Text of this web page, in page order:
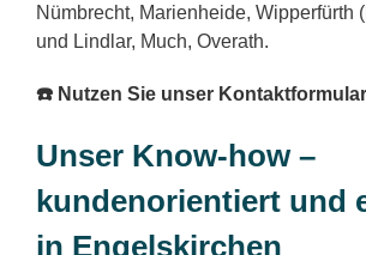
Nümbrecht, Marienheide, Wipperfürth
und Lindlar, Much, Overath.
☎️ Nutzen Sie unser
Unser Know-how –
kundenorientiert und
in Engelskirchen